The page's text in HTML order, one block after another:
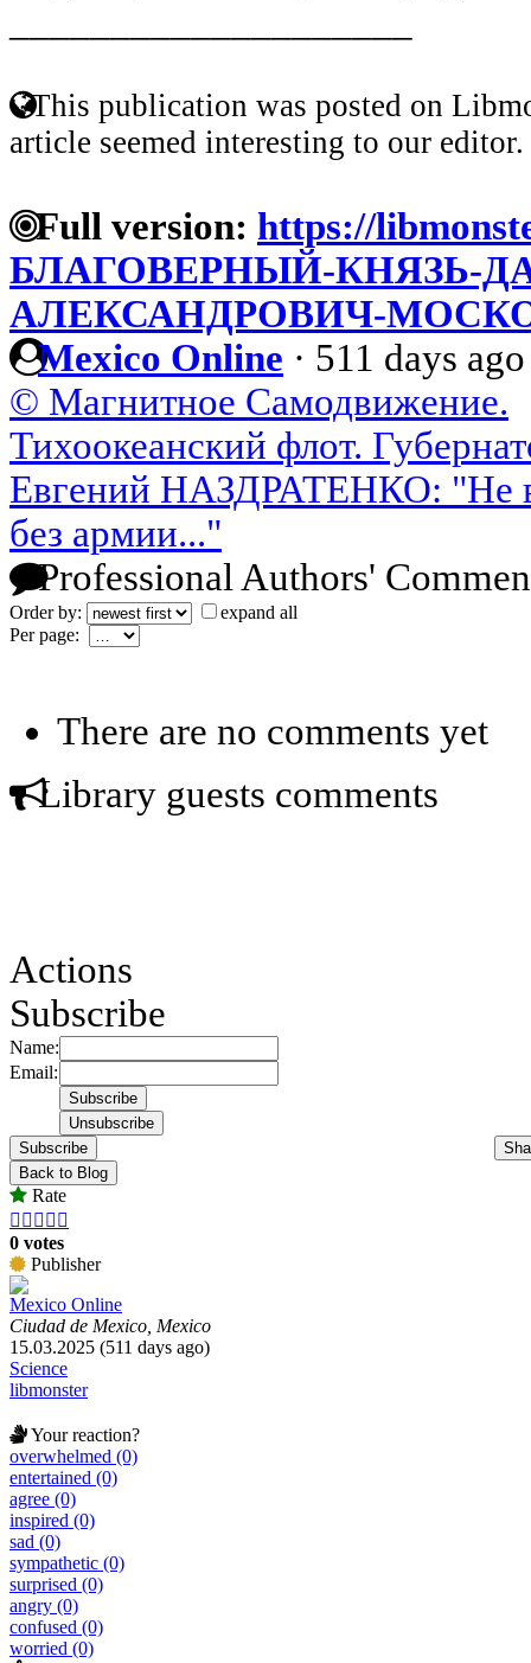
This publication was posted on
article seemed interesting to our editor.
Full version: https://
БЛАГОВЕРНЫЙ-КНЯЗЬ-
АЛЕКСАНДРОВИЧ-
Mexico Online · 511 days ago
© Магнитное Самодвижение.
Тихоокеанский флот.
Евгений НАЗДРАТЕНКО: "Не
без армии..."
Professional Authors'
Order by:
expand all
Per page:
There are no comments yet
Library guests comments
Actions
Subscribe
Name:
Email:
Subscribe
Back to Blog
Rate
    
0 votes
Publisher
Mexico Online
Ciudad de Mexico, Mexico
15.03.2025 (511 days ago)
Science
libmonster
Your reaction?
overwhelmed (0)
entertained (0)
agree (0)
inspired (0)
sad (0)
sympathetic (0)
surprised (0)
angry (0)
confused (0)
worried (0)